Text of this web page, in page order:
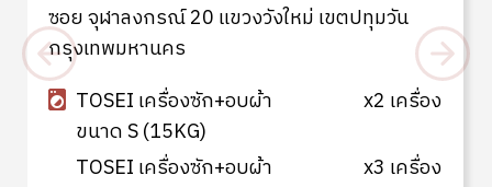
ซอย จุฬาลงกรณ์ 20 แขวงวังใหม่ เขตปทุมวัน
กรุงเทพมหานคร
TOSEI เครื่องซัก+อบผ้า
ขนาด S (15KG)
x2 เครื่อง
TOSEI เครื่องซัก+อบผ้า
x3 เครื่อง